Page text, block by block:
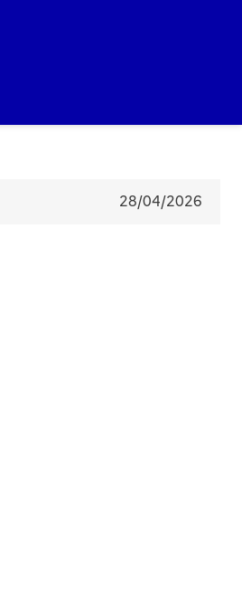
28/04/2026